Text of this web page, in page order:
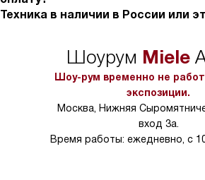
Техника в наличии в России или
Шоурум Miele
Шоу-рум временно не
экспозиции.
Москва, Нижняя
вход 3а.
Время работы: ежедневно, с